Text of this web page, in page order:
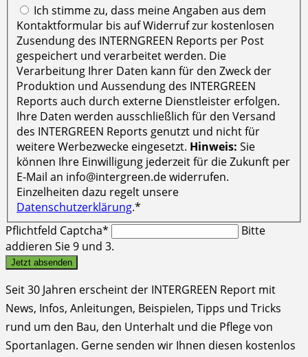
Ich stimme zu, dass meine Angaben aus dem
Kontaktformular bis auf Widerruf zur kostenlosen
Zusendung des INTERNGREEN Reports per Post
gespeichert und verarbeitet werden. Die
Verarbeitung Ihrer Daten kann für den Zweck der
Produktion und Aussendung des INTERGREEN
Reports auch durch externe Dienstleister erfolgen.
Ihre Daten werden ausschließlich für den Versand
des INTERGREEN Reports genutzt und nicht für
weitere Werbezwecke eingesetzt. Hinweis: Sie
können Ihre Einwilligung jederzeit für die Zukunft per
E-Mail an info@intergreen.de widerrufen.
Einzelheiten dazu regelt unsere
Datenschutzerklärung.*
Pflichtfeld Captcha*
Bitte
addieren Sie 9 und 3.
Jetzt absenden
Seit 30 Jahren erscheint der INTERGREEN Report mit
News, Infos, Anleitungen, Beispielen, Tipps und Tricks
rund um den Bau, den Unterhalt und die Pflege von
Sportanlagen. Gerne senden wir Ihnen diesen kostenlos